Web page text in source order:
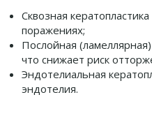
Сквозная
поражениях;
Послойная
что снижает риск
Эндотелиальная
эндотелия.